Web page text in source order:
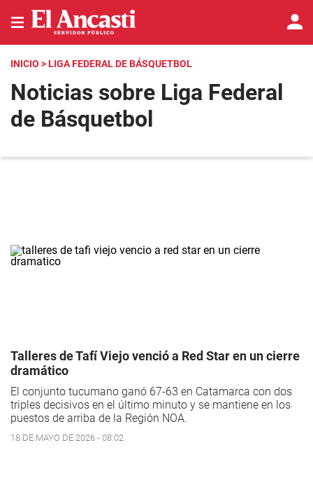
INICIO > LIGA FEDERAL DE BÁSQUETBOL
Noticias sobre Liga Federal
de Básquetbol
Talleres de Tafí Viejo venció a Red Star en un cierre
dramático
El conjunto tucumano ganó 67-63 en Catamarca con dos
triples decisivos en el último minuto y se mantiene en los
puestos de arriba de la Región NOA.
18 DE MAYO DE 2026 - 08:02